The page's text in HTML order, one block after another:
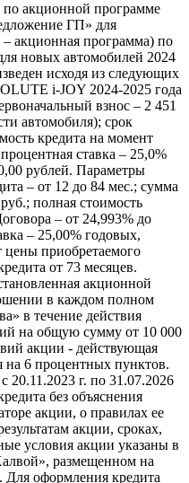
акционной программе
ГП» для
– акционная программа) по
новых автомобилей 2024
исходя из следующих
i-JOY 2024-2025 года
взнос – 2 451
автомобиля); срок
кредита на момент
ставка – 25,0%
рублей. Параметры
– от 12 до 84 мес.; сумма
полная стоимость
– от 24,993% до
– 25,00% годовых,
цены приобретаемого
от 73 месяцев.
акционной
в каждом полном
в течение действия
на общую сумму от 10 000
акции - действующая
на 6 процентных пунктов.
г. по 31.07.2026
без объяснения
акции, о правилах ее
акции, сроках,
условия акции указаны в
размещенном на
. Для оформления кредита